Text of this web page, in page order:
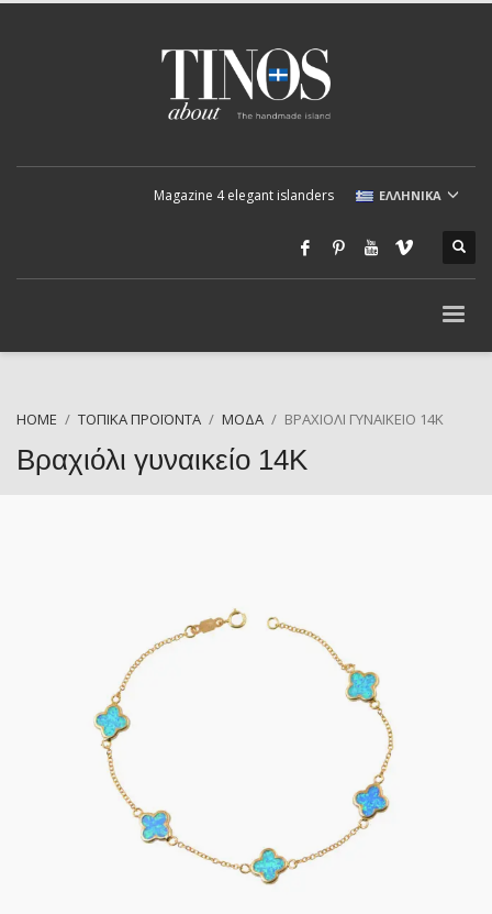
Magazine 4 elegant islanders ΕΛΛΗΝΙΚΆ
HOME ΤΟΠΙΚΆ ΠΡΟΪΌΝΤΑ ΜΌΔΑ ΒΡΑΧΙΌΛΙ ΓΥΝΑΙΚΕΊΟ 14Κ
Βραχιόλι γυναικείο 14Κ